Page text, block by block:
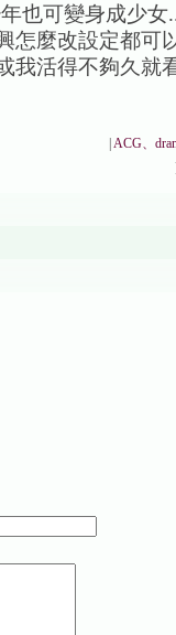
也可變身成少女
怎麼改設定都可
我活得不夠久就
|ACG、